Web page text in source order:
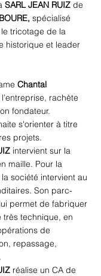
SARL JEAN RUIZ de
spécialisé
tricotage de la
historique et leader
Chantal
rachète
fondateur.
s'orienter à titre
projets.
intervient sur la
maille. Pour la
société intervient au
Son parc-
permet de fabriquer
très technique, en
de
repassage,
réalise un CA de